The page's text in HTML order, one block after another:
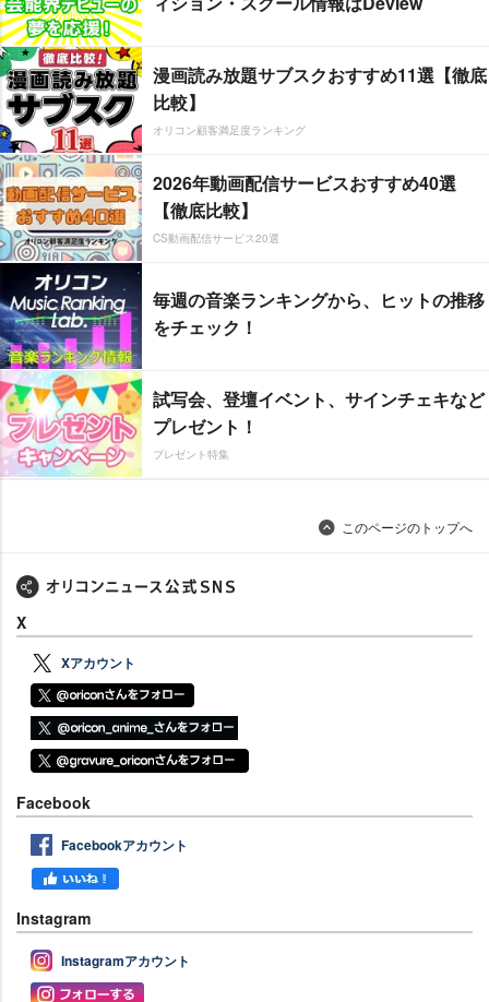
漫画読み放題サブスクおすすめ11選【徹底
比較】
オリコン顧客満足度ランキング
2026年動画配信サービスおすすめ40選
【徹底比較】
CS動画配信サービス20選
毎週の音楽ランキングから、ヒットの推移
をチェック！
試写会、登壇イベント、サインチェキなど
プレゼント！
プレゼント特集
このページのトップへ
X
Xアカウント
Facebook
Facebookアカウント
Instagram
Instagramアカウント